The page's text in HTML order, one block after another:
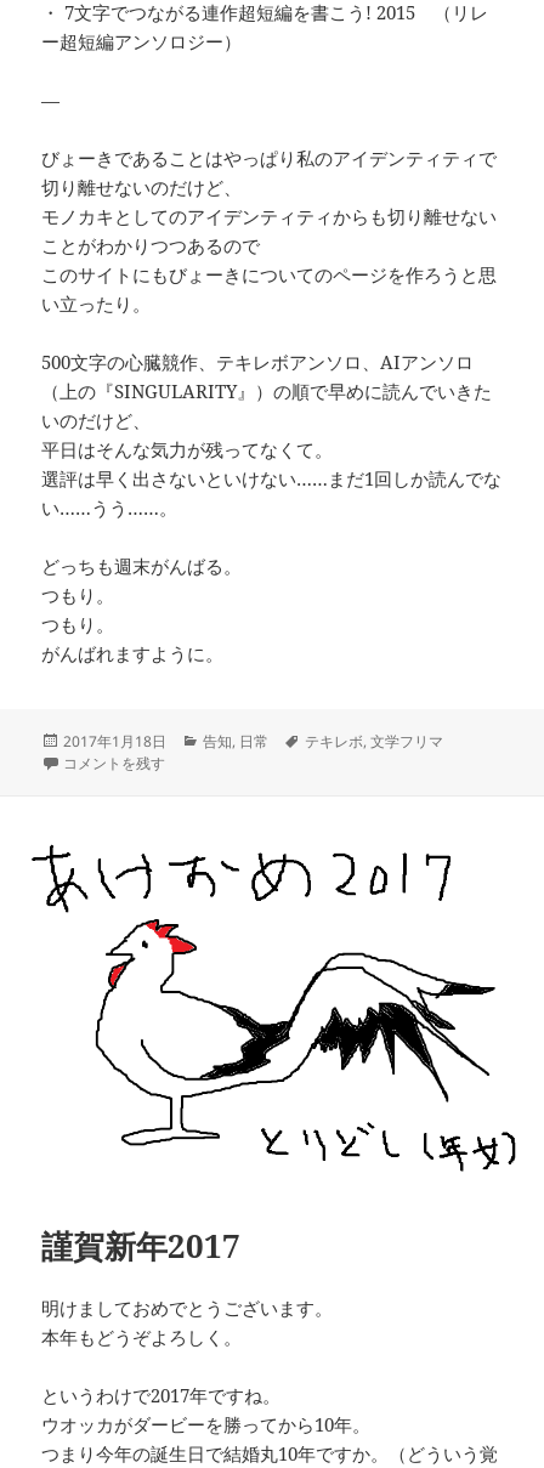
・ 7文字でつながる連作超短編を書こう! 2015 （リレ
ー超短編アンソロジー）
—
びょーきであることはやっぱり私のアイデンティティで
切り離せないのだけど、
モノカキとしてのアイデンティティからも切り離せない
ことがわかりつつあるので
このサイトにもびょーきについてのページを作ろうと思
い立ったり。
500文字の心臓競作、テキレボアンソロ、AIアンソロ
（上の『SINGULARITY』）の順で早めに読んでいきた
いのだけど、
平日はそんな気力が残ってなくて。
選評は早く出さないといけない……まだ1回しか読んでな
い……うう……。
どっちも週末がんばる。
つもり。
つもり。
がんばれますように。
投
稿
2017年1月18日
カ
告知, 日常
タ
テキレボ,文学フリマ
近況2017年1月 に
コメントを残す
謹賀新年2017
明けましておめでとうございます。
本年もどうぞよろしく。
というわけで2017年ですね。
ウオッカがダービーを勝ってから10年。
つまり今年の誕生日で結婚丸10年ですか。（どういう覚